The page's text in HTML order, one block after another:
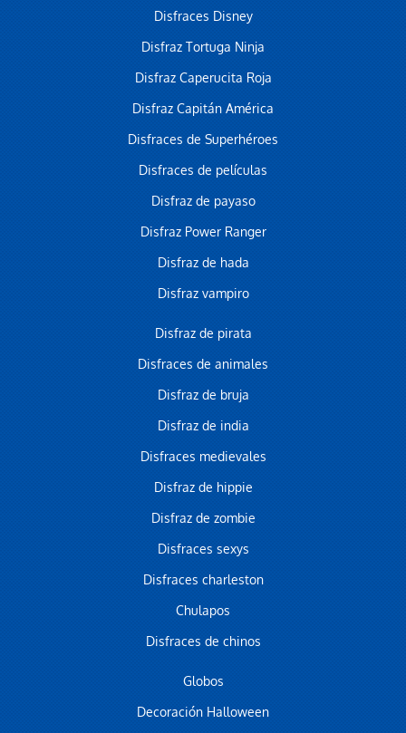
Disfraces Disney
Disfraz Tortuga Ninja
Disfraz Caperucita Roja
Disfraz Capitán América
Disfraces de Superhéroes
Disfraces de películas
Disfraz de payaso
Disfraz Power Ranger
Disfraz de hada
Disfraz vampiro
Disfraz de pirata
Disfraces de animales
Disfraz de bruja
Disfraz de india
Disfraces medievales
Disfraz de hippie
Disfraz de zombie
Disfraces sexys
Disfraces charleston
Chulapos
Disfraces de chinos
Globos
Decoración Halloween